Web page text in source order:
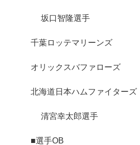
坂口智隆選手
千葉ロッテマリーンズ
オリックスバファローズ
北海道日本ハムファイターズ
清宮幸太郎選手
■選手OB